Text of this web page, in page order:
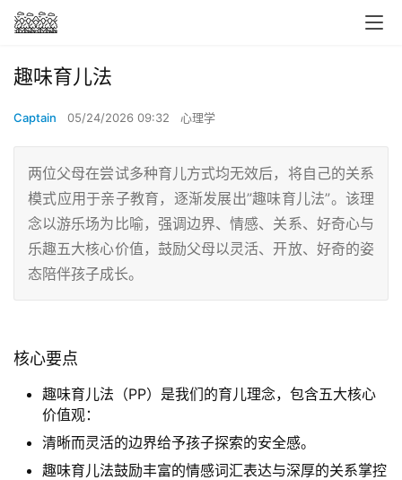
趣味育儿法
Captain 05/24/2026 09:32 心理学
两位父母在尝试多种育儿方式均无效后，将自己的关系
模式应用于亲子教育，逐渐发展出”趣味育儿法”。该理
念以游乐场为比喻，强调边界、情感、关系、好奇心与
乐趣五大核心价值，鼓励父母以灵活、开放、好奇的姿
态陪伴孩子成长。
核心要点
趣味育儿法（PP）是我们的育儿理念，包含五大核心
价值观：
清晰而灵活的边界给予孩子探索的安全感。
趣味育儿法鼓励丰富的情感词汇表达与深厚的关系掌控